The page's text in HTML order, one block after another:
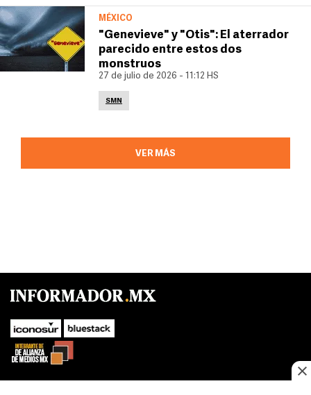
MÉXICO
"Genevieve" y "Otis": El aterrador
parecido entre estos dos
monstruos
27 de julio de 2026 - 11:12 HS
SMN
VER MÁS